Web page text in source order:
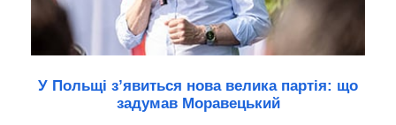
У Польщі з’явиться нова велика партія: що
задумав Моравецький